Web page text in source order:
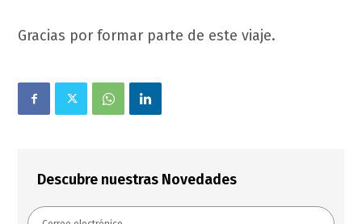
Gracias por formar parte de este viaje.
Descubre nuestras Novedades